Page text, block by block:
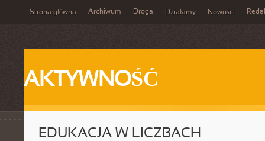
Strona główna Archiwum Droga Działamy Nowości
AKTYWNOŚĆ
EDUKACJA W LICZBACH